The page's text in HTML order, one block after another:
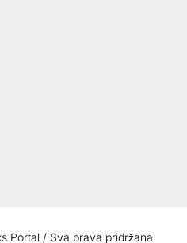
Portal / Sva prava pridržana